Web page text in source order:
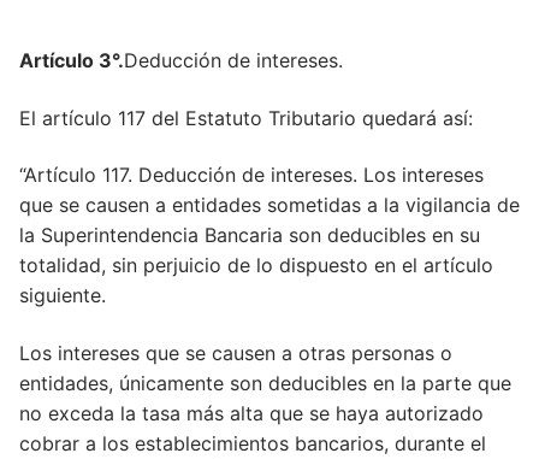
Artículo 3°.Deducción de intereses.
El artículo 117 del Estatuto Tributario quedará así:
“Artículo 117. Deducción de intereses. Los intereses
que se causen a entidades sometidas a la vigilancia de
la Superintendencia Bancaria son deducibles en su
totalidad, sin perjuicio de lo dispuesto en el artículo
siguiente.
Los intereses que se causen a otras personas o
entidades, únicamente son deducibles en la parte que
no exceda la tasa más alta que se haya autorizado
cobrar a los establecimientos bancarios, durante el